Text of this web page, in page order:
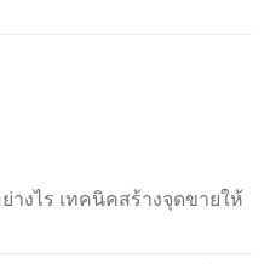
างไร เทคนิคสร้างจุดขายให้